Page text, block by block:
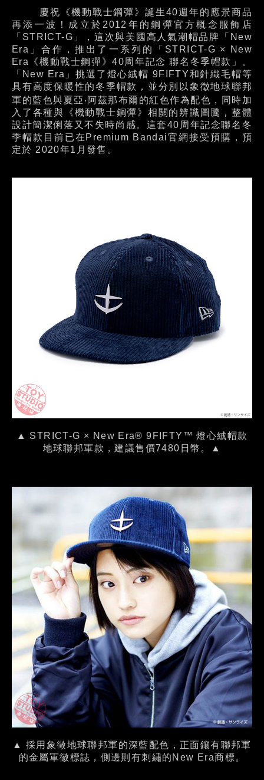
慶祝《機動戰士鋼彈》誕生40週年的應景商品
再添一波！成立於2012年的鋼彈官方概念服飾店
「STRICT-G」，這次與美國高人氣潮帽品牌「New
Era」合作，推出了一系列的「STRICT-G × New
Era《機動戰士鋼彈》40周年記念 聯名冬季帽款」。
「New Era」挑選了燈心絨帽 9FIFTY和針織毛帽等
具有高度保暖性的冬季帽款，並分別以象徵地球聯邦
軍的藍色與夏亞‧阿茲那布爾的紅色作為配色，同時加
入了各種與《機動戰士鋼彈》相關的辨識圖騰，整體
設計簡潔俐落又不失時尚感。這套40周年記念聯名冬
季帽款目前已在Premium Bandai官網接受預購，預
定於 2020年1月發售。
▲ STRICT-G × New Era® 9FIFTY™ 燈心絨帽款
地球聯邦軍款，建議售價7480日幣。▲
▲ 採用象徵地球聯邦軍的深藍配色，正面鑲有聯邦軍
的金屬軍徽標誌，側邊則有刺繡的New Era商標。